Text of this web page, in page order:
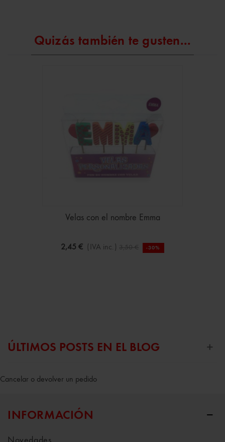
Quizás también te gusten...
Velas con el nombre Emma
2,45 € (IVA inc.) 3,50 € -30%
ÚLTIMOS POSTS EN EL BLOG
Cancelar o devolver un pedido
INFORMACIÓN